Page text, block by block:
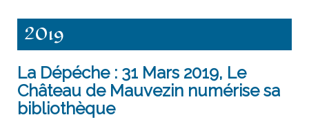
2019
La Dépéche : 31 Mars 2019, Le
Château de Mauvezin numérise sa
bibliothèque